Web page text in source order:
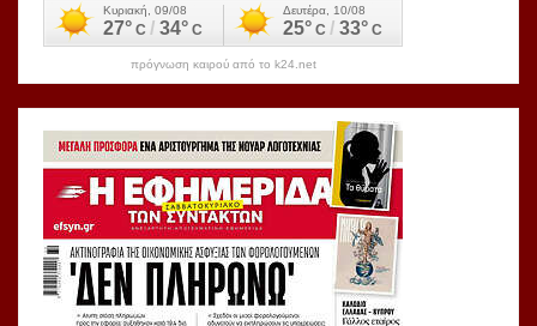
πρόγνωση καιρού από το k24.net